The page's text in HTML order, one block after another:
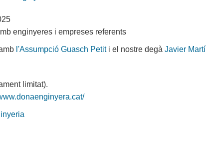
enginyeres i empreses referents
l'Assumpció Guasch Petiti el nostre degà Javier Martí
limitat).